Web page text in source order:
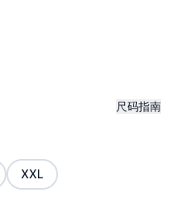
尺码指南
XXL